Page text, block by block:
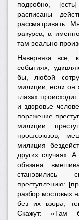
подробно,
расписаны
рассматривать.
ракурса, а
там реально
Наверняка все,
событиях,
бы, любой
милиции, если он
глазах
и здоровье
поражение
милиции
профсоюзов,
милиция
других случаях.
обязана
становились
преступлению:
разбор мостовых
без их взора,
Скажут: «Там